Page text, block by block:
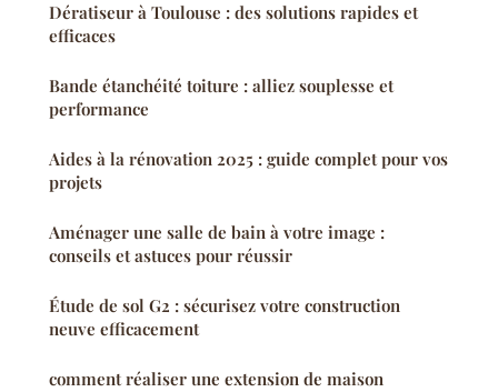
Dératiseur à Toulouse : des solutions rapides et
efficaces
Bande étanchéité toiture : alliez souplesse et
performance
Aides à la rénovation 2025 : guide complet pour vos
projets
Aménager une salle de bain à votre image :
conseils et astuces pour réussir
Étude de sol G2 : sécurisez votre construction
neuve efficacement
comment réaliser une extension de maison